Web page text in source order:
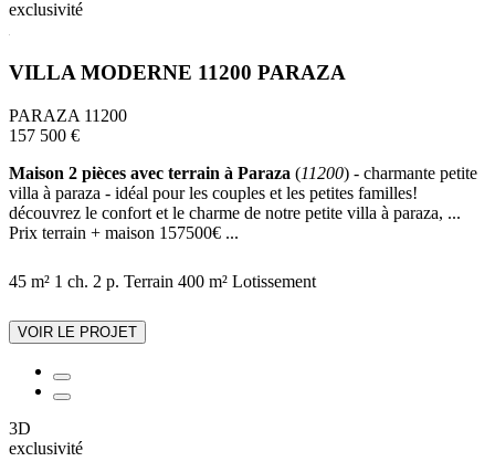
exclusivité
VILLA MODERNE 11200 PARAZA
PARAZA 11200
157 500 €
Maison 2 pièces avec terrain à Paraza (11200) - charmante petite
villa à paraza - idéal pour les couples et les petites familles!
découvrez le confort et le charme de notre petite villa à paraza, ...
Prix terrain + maison 157500€ ...
45 m² 1 ch. 2 p. Terrain 400 m² Lotissement
VOIR LE PROJET
3D
exclusivité